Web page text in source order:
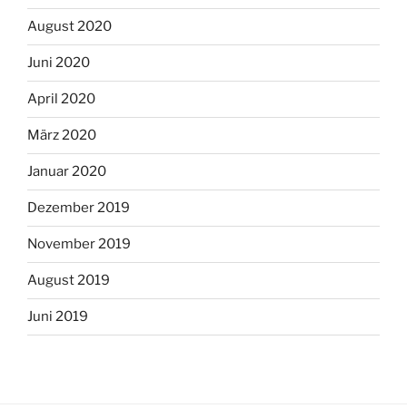
August 2020
Juni 2020
April 2020
März 2020
Januar 2020
Dezember 2019
November 2019
August 2019
Juni 2019